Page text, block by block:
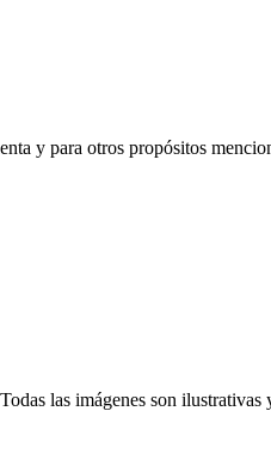
y para otros propósitos
las imágenes son ilustrativas